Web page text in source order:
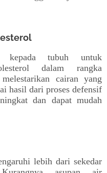
kepada tubuh untuk
dalam rangka
cairan yang
hasil dari proses defensif
dan dapat mudah
lebih dari sekedar